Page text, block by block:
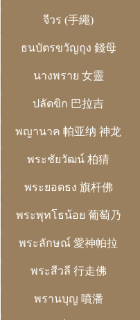
จีวร (手繩)
ธนบัตรขวัญถุง 錢母
นางพราย 女靈
ปลัดขิก 巴拉吉
พญานาค 帕亚纳 神龙
พระชัยวัฒน์ 柏猜
พระยอดธง 旗杆佛
พระพุทโธน้อย 葡萄乃
พระลักษณ์ 愛神帕拉
พระสีวลี 行走佛
พรานบุญ 噴潘